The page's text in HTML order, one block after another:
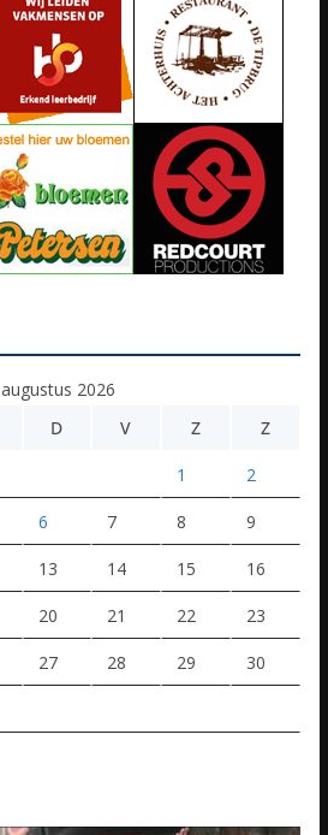
augustus 2026
D V Z Z
1 2
6 7 8 9
13 14 15 16
20 21 22 23
27 28 29 30